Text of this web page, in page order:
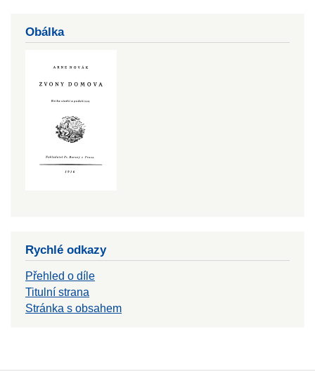
Obálka
Rychlé odkazy
Přehled o díle
Titulní strana
Stránka s obsahem